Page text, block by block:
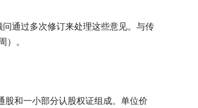
通过多次修订来处理这些意见。与传
。
股和一小部分认股权证组成。单位价